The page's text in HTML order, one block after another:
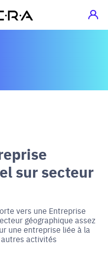
sur secteur
vers une Entreprise
géographique assez
une entreprise liée à la
activités